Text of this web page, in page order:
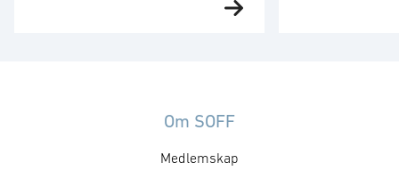
behöver utvecklas. Strategin är
styrning, upphandling, avtal,
formar försvarsmarknaden
Om SOFF
Medlemskap